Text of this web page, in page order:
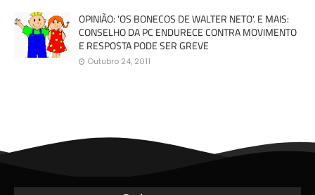
OPINIÃO: 'OS BONECOS DE WALTER NETO'. E MAIS:
CONSELHO DA PC ENDURECE CONTRA MOVIMENTO
E RESPOSTA PODE SER GREVE
Outubro 24, 2011